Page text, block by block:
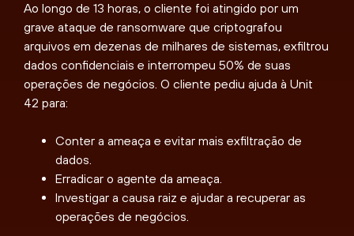
Ao longo de 13 horas, o cliente foi atingido por um
grave ataque de ransomware que criptografou
arquivos em dezenas de milhares de sistemas, exfiltrou
dados confidenciais e interrompeu 50% de suas
operações de negócios. O cliente pediu ajuda à Unit
42 para:
Conter a ameaça e evitar mais exfiltração de
dados.
Erradicar o agente da ameaça.
Investigar a causa raiz e ajudar a recuperar as
operações de negócios.